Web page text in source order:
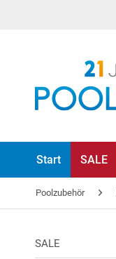
Start SALE
Poolzubehör
SALE